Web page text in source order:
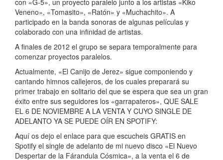
con «G-5», un proyecto paralelo junto a los artistas «Kiko
Veneno», «Tomasito», «Ratón» y «Muchachito». A
participado en la banda sonoras de algunas películas y
colaborado con una infinidad de artistas.
A finales de 2012 el grupo se separa temporalmente para
comenzar proyectos paralelos.
Actualmente, «El Canijo de Jerez» sigue componiendo y
cantando himnos callejeros, de los cuales preparará su
primer trabajo en solitario del que se espera que sea un gran
éxito entre sus seguidores los «garrapateros», QUE SALE
EL 6 DE NOVIEMBRE A LA VENTA Y CUYO SINGLE DE
ADELANTO YA SE PUEDE OÍR EN SPOTIFY:
Aquí os dejo el enlace para que escucheis GRATIS en
Spotify el single de adelanto de mi nuevo disco «El Nuevo
Despertar de la Fárandula Cósmica», a la venta el 6 de